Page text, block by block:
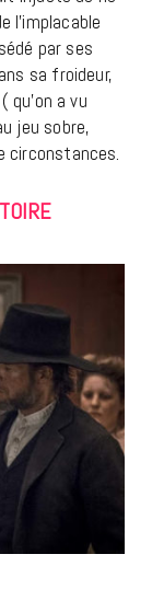
l’implacable
par ses
sa froideur,
qu’on a vu
jeu sobre,
circonstances.